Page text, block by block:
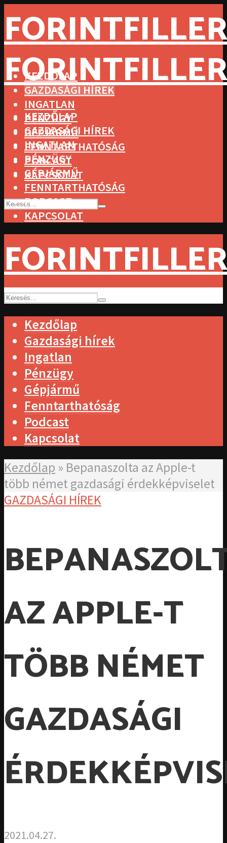
KEZDŐLAP
GAZDASÁGI HÍREK
INGATLAN
PÉNZÜGY
GÉPJÁRMŰ
FENNTARTHATÓSÁG
PODCAST
KAPCSOLAT
KEZDŐLAP
GAZDASÁGI HÍREK
INGATLAN
PÉNZÜGY
GÉPJÁRMŰ
FENNTARTHATÓSÁG
PODCAST
KAPCSOLAT
Kezdőlap
Gazdasági hírek
Ingatlan
Pénzügy
Gépjármű
Fenntarthatóság
Podcast
Kapcsolat
Kezdőlap » Bepanaszolta az Apple-t
több német gazdasági érdekképviselet
GAZDASÁGI HÍREK
AZ APPLE-T
TÖBB NÉMET
GAZDASÁGI
2021.04.27.